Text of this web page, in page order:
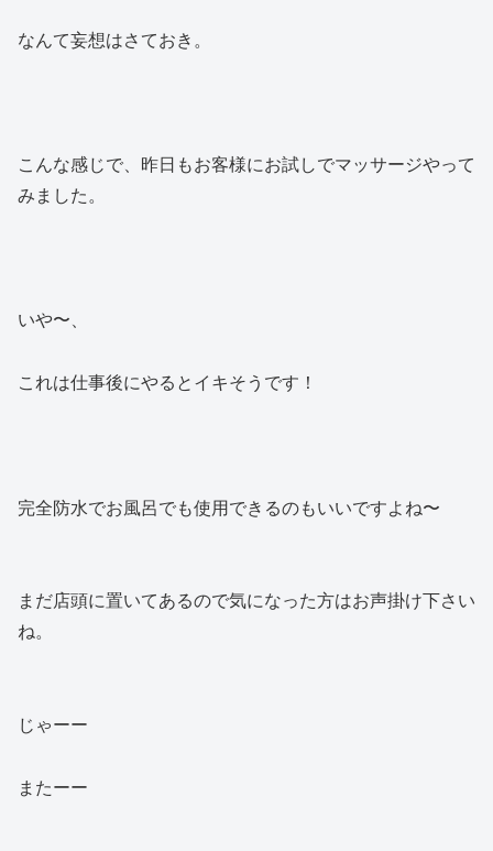
なんて妄想はさておき。
こんな感じで、昨日もお客様にお試しでマッサージやって
みました。
いや〜、
これは仕事後にやるとイキそうです！
完全防水でお風呂でも使用できるのもいいですよね〜
まだ店頭に置いてあるので気になった方はお声掛け下さい
ね。
じゃーー
またーー